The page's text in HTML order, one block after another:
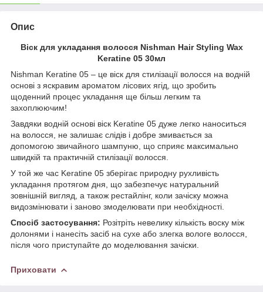
Опис
Віск для укладання волосся Nishman Hair Styling Wax
Keratine 05 30мл
Nishman Keratine 05 – це віск для стилізації волосся на водній
основі з яскравим ароматом лісових ягід, що зробить
щоденний процес укладання ще більш легким та
захоплюючим!
Завдяки водній основі віск Keratine 05 дуже легко наноситься
на волосся, не залишає слідів і добре змивається за
допомогою звичайного шампуню, що сприяє максимально
швидкій та практичній стилізації волосся.
У той же час Keratine 05 зберігає природну рухливість
укладання протягом дня, що забезпечує натуральний
зовнішній вигляд, а також рестайлінг, коли зачіску можна
видозмінювати і заново змоделювати при необхідності.
Спосіб застосування: Розітріть невелику кількість воску між
долонями і нанесіть засіб на сухе або злегка вологе волосся,
після чого приступайте до моделювання зачіски.
Приховати